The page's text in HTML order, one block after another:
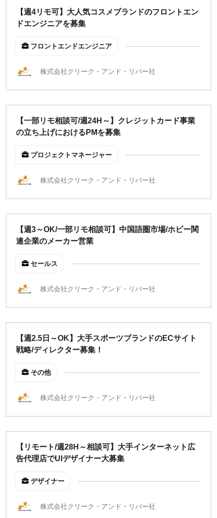
【週4リモ可】大人気コスメブランドのフロントエン
ドエンジニアを募集
フロントエンドエンジニア
株式会社クリーク・アンド・リバー社
【一部リモ相談可/週24H～】クレジットカード事業
の立ち上げにおけるPMを募集
プロジェクトマネージャー
株式会社クリーク・アンド・リバー社
【週3～OK/一部リモ相談可】中国語圏市場/ホビー関
連企業のメーカー営業
セールス
株式会社クリーク・アンド・リバー社
【週2.5日～OK】大手スポーツブランドのECサイト
戦略/ディレクター募集！
その他
株式会社クリーク・アンド・リバー社
【リモート/週28H～相談可】大手インターネット広
告代理店でUIデザイナー大募集
デザイナー
株式会社クリーク・アンド・リバー社